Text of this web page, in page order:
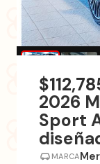
2026
Sport
MARCA